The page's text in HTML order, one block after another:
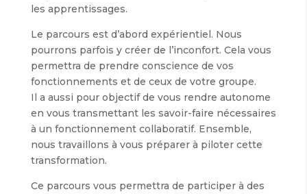
les apprentissages.
Le parcours est d’abord expérientiel. Nous
pourrons parfois y créer de l’inconfort. Cela vous
permettra de prendre conscience de vos
fonctionnements et de ceux de votre groupe.
Il a aussi pour objectif de vous rendre autonome
en vous transmettant les savoir-faire nécessaires
à un fonctionnement collaboratif. Ensemble,
nous travaillons à vous préparer à piloter cette
transformation.
Ce parcours vous permettra de participer à des